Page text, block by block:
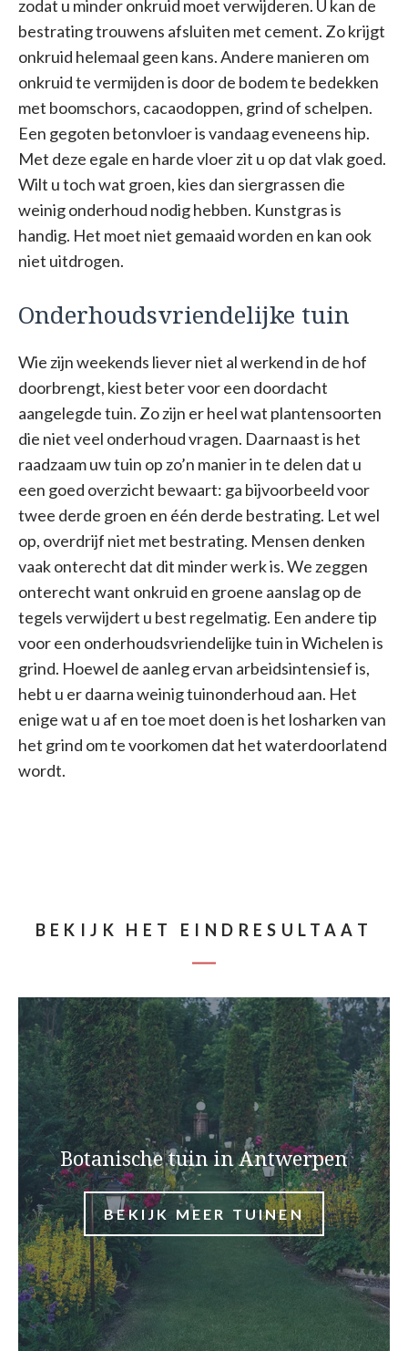
zodat u minder onkruid moet verwijderen. U kan de
bestrating trouwens afsluiten met cement. Zo krijgt
onkruid helemaal geen kans. Andere manieren om
onkruid te vermijden is door de bodem te bedekken
met boomschors, cacaodoppen, grind of schelpen.
Een gegoten betonvloer is vandaag eveneens hip.
Met deze egale en harde vloer zit u op dat vlak goed.
Wilt u toch wat groen, kies dan siergrassen die
weinig onderhoud nodig hebben. Kunstgras is
handig. Het moet niet gemaaid worden en kan ook
niet uitdrogen.
Onderhoudsvriendelijke tuin
Wie zijn weekends liever niet al werkend in de hof
doorbrengt, kiest beter voor een doordacht
aangelegde tuin. Zo zijn er heel wat plantensoorten
die niet veel onderhoud vragen. Daarnaast is het
raadzaam uw tuin op zo’n manier in te delen dat u
een goed overzicht bewaart: ga bijvoorbeeld voor
twee derde groen en één derde bestrating. Let wel
op, overdrijf niet met bestrating. Mensen denken
vaak onterecht dat dit minder werk is. We zeggen
onterecht want onkruid en groene aanslag op de
tegels verwijdert u best regelmatig. Een andere tip
voor een onderhoudsvriendelijke tuin in Wichelen is
grind. Hoewel de aanleg ervan arbeidsintensief is,
hebt u er daarna weinig tuinonderhoud aan. Het
enige wat u af en toe moet doen is het losharken van
het grind om te voorkomen dat het waterdoorlatend
wordt.
BEKIJK HET EINDRESULTAAT
Botanische tuin in Antwerpen
BEKIJK MEER TUINEN